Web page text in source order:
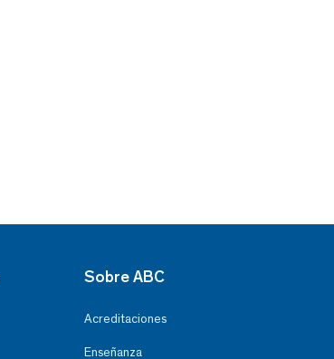
Sobre ABC
Acreditaciones
Enseñanza